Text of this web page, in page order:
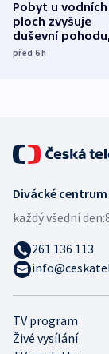
Pobyt u vodních
ploch zvyšuje
duševní pohodu,
ukázala
před 6h
TV program
Živé vysílání
Divácké centrum
každý všední den:
261 136 113